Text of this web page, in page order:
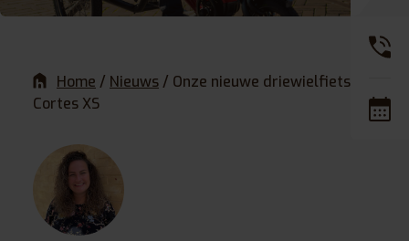
Home / Nieuws / Onze nieuwe driewielfiets: de
Cortes XS